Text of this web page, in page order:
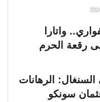
واتارا
رقعة الحرم
السنغال: الرهانات
سونكو